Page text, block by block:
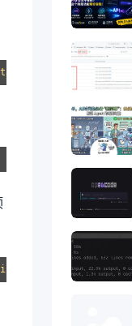
| bash -s -- --